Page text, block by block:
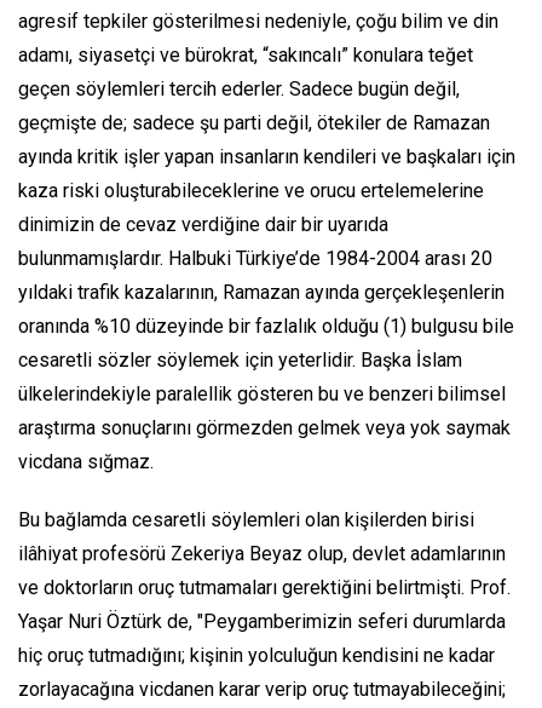
agresif tepkiler gösterilmesi nedeniyle, çoğu bilim ve din
adamı, siyasetçi ve bürokrat, “sakıncalı” konulara teğet
geçen söylemleri tercih ederler. Sadece bugün değil,
geçmişte de; sadece şu parti değil, ötekiler de Ramazan
ayında kritik işler yapan insanların kendileri ve başkaları için
kaza riski oluşturabileceklerine ve orucu ertelemelerine
dinimizin de cevaz verdiğine dair bir uyarıda
bulunmamışlardır. Halbuki Türkiye’de 1984-2004 arası 20
yıldaki trafik kazalarının, Ramazan ayında gerçekleşenlerin
oranında %10 düzeyinde bir fazlalık olduğu (1) bulgusu bile
cesaretli sözler söylemek için yeterlidir. Başka İslam
ülkelerindekiyle paralellik gösteren bu ve benzeri bilimsel
araştırma sonuçlarını görmezden gelmek veya yok saymak
vicdana sığmaz.
Bu bağlamda cesaretli söylemleri olan kişilerden birisi
ilâhiyat profesörü Zekeriya Beyaz olup, devlet adamlarının
ve doktorların oruç tutmamaları gerektiğini belirtmişti. Prof.
Yaşar Nuri Öztürk de, "Peygamberimizin seferi durumlarda
hiç oruç tutmadığını; kişinin yolculuğun kendisini ne kadar
zorlayacağına vicdanen karar verip oruç tutmayabileceğini;